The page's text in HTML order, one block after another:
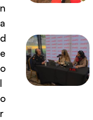
n
a
d
e
o
l
o
r